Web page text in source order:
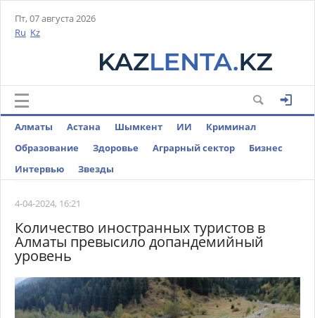
Пт, 07 августа 2026
Ru Kz
Алматы Астана Шымкент ИИ
Криминал
Образование
Здоровье Аграрный сектор
Бизнес
Интервью
Звезды
4-04-2024, 16:21
Количество иностранных туристов в
Алматы превысило допандемийный
уровень